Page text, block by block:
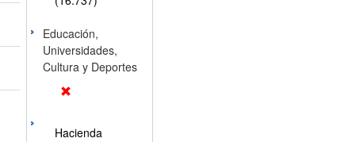
Educación,
Universidades,
Cultura y Deportes
Hacienda